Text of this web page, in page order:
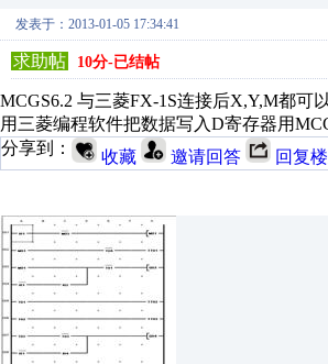
发表于：2013-01-05 17:34:41
求助帖 10分-已结帖
MCGS6.2 与三菱FX-1S连接后X,Y,M都
用三菱编程软件把数据写入D寄存器用
分享到：
收藏 邀请回答 回复